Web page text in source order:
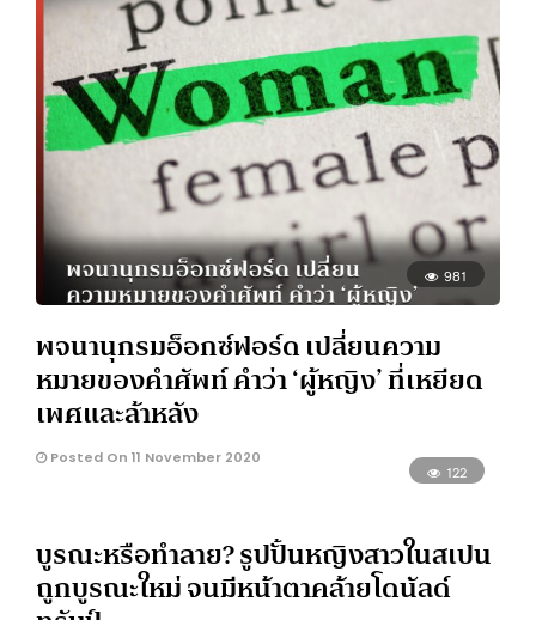
981
พจนานุกรมอ็อกซ์ฟอร์ด เปลี่ยนความ
หมายของคำศัพท์ คำว่า ‘ผู้หญิง’ ที่เหยียด
เพศและล้าหลัง
Posted On 11 November 2020
122
บูรณะหรือทำลาย? รูปปั้นหญิงสาวในสเปน
ถูกบูรณะใหม่ จนมีหน้าตาคล้ายโดนัลด์